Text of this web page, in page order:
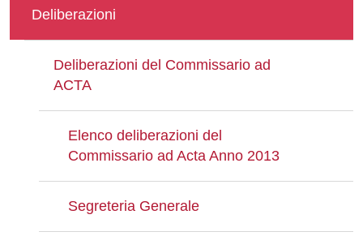
Deliberazioni
Deliberazioni del Commissario ad
ACTA
Elenco deliberazioni del
Commissario ad Acta Anno 2013
Segreteria Generale